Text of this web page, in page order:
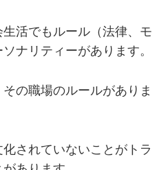
活でもルール（法律、モ
ナリティーがあります。
の職場のルールがありま
されていないことがトラ